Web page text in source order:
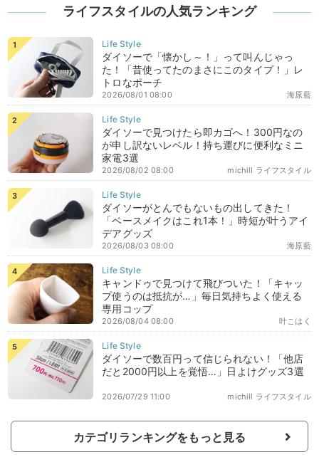
ライフスタイルの人気ランキング
ダイソーで「懐かし～！」って叫んじゃっ
た！「昔使ってたのまさにこのタイプ！」レ
トロなポーチ
海原藍
2026/08/01 08:00
ダイソーで見つけたら即カゴへ！300円なの
が申し訳ないレベル！持ち運びに便利なミニ
家電3選
michill ライフスタイル
2026/08/02 08:00
ダイソーがとんでもないもの出してきた！
「ベースメイクはこれ1本！」時短が叶うアイ
デアグッズ
海原藍
2026/08/03 08:00
キャンドゥで見つけて飛びついた！「キャッ
プ使うのは抵抗が…」毎日気持ちよく使える
専用コップ
叶こはく
2026/08/04 08:00
ダイソーで数百円って信じられない！「他店
だと2000円以上を覚悟…」日よけグッズ3選
michill ライフスタイル
2026/07/29 11:00
カテゴリランキングをもっと見る